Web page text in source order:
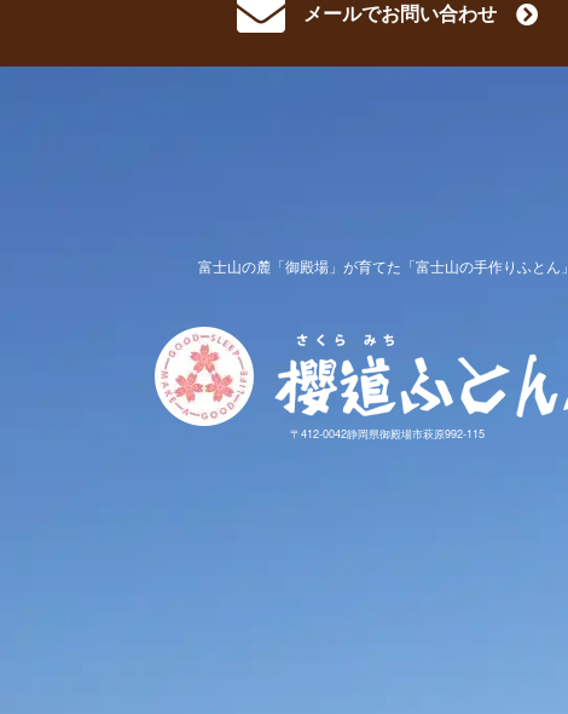
メールでお問い合わせ
富士山の麓「御殿場」が育てた「富士山の手作りふとん」
〒412-0042静岡県御殿場市萩原992-115